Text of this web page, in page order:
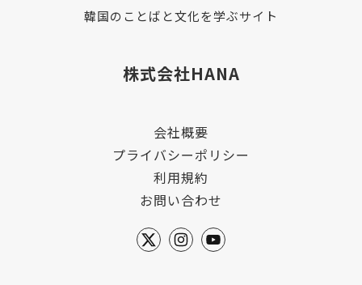
韓国のことばと文化を学ぶサイト
株式会社HANA
会社概要
プライバシーポリシー
利用規約
お問い合わせ